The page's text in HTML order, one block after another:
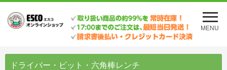
メ
ニ
ュ
を
MENU
ドライバー・ビット・六角棒レンチ